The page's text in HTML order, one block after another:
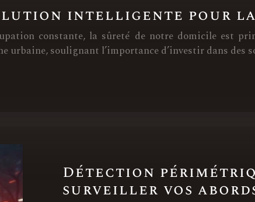
intelligente pour
constante, la sûreté de notre domicile est
urbaine, soulignant l’importance d’investir dans des
Détection
surveiller vos